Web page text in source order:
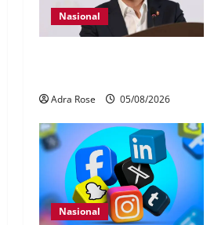
Nasional
Adra Rose 05/08/2026
Nasional